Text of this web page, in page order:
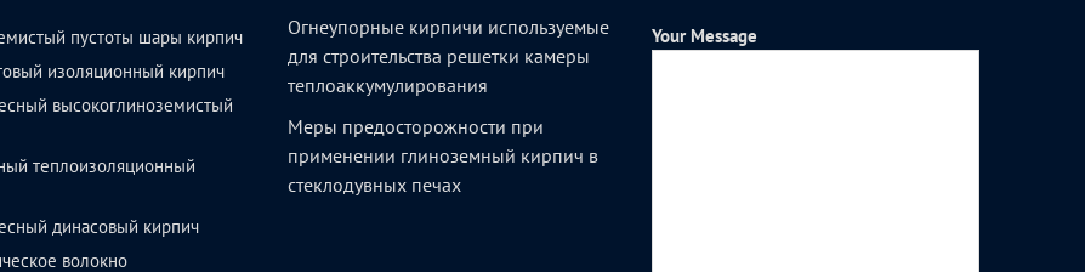
пустоты шары кирпич
изоляционный кирпич
высокоглиноземистый
теплоизоляционный
динасовый кирпич
волокно
Огнеупорные кирпичи используемые
для строительства решетки камеры
теплоаккумулирования
Меры предосторожности при
применении глиноземный кирпич в
стеклодувных печах
Your Message